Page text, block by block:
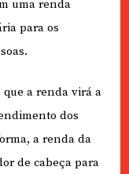
uma renda
para os
a renda virá a
dos
a renda da
de cabeça para